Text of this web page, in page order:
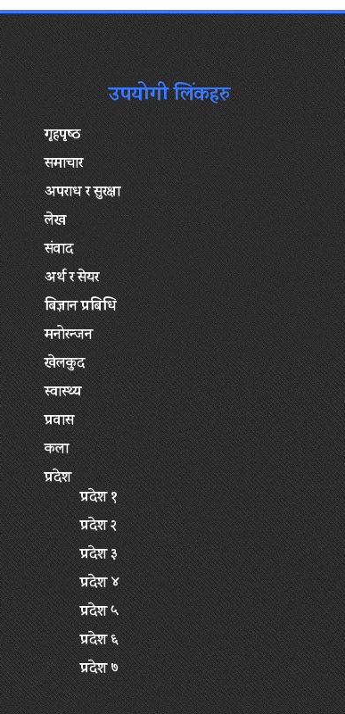
उपयोगी लिंकहरु
गृहपृष्‍ठ
समाचार
अपराध र सुरक्षा
लेख
संवाद
अर्थ र सेयर
बिज्ञान प्रबिधि
मनोरन्जन
खेलकुद
स्वास्थ्य
प्रवास
कला
प्रदेश
प्रदेश १
प्रदेश २
प्रदेश ३
प्रदेश ४
प्रदेश ५
प्रदेश ६
प्रदेश ७